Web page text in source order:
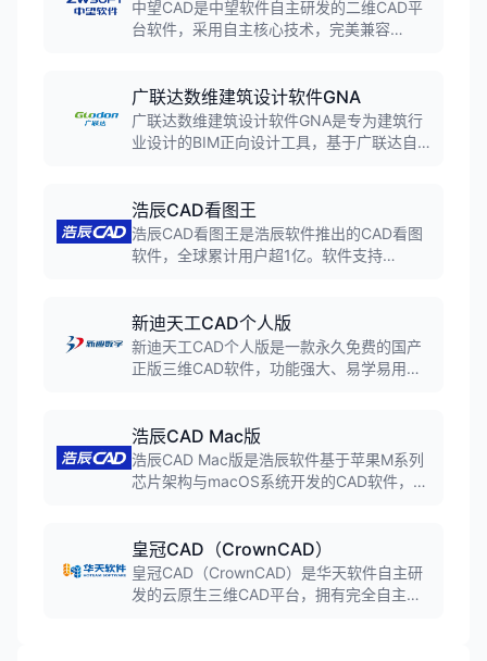
中望CAD是中望软件自主研发的二维CAD平
台软件，采用自主核心技术，完美兼容
口，广泛应用于机械、建筑、电子等工程设
计领域，是国产CAD软件的标杆产品。
广联达数维建筑设计软件GNA
广联达数维建筑设计软件GNA是专为建筑行
业设计的BIM正向设计工具，基于广联达自
意到施工图的全流程数字化设计。
浩辰CAD看图王
浩辰CAD看图王是浩辰软件推出的CAD看图
软件，全球累计用户超1亿。软件支持
电脑手机平板都能看图改图。
新迪天工CAD个人版
新迪天工CAD个人版是一款永久免费的国产
正版三维CAD软件，功能强大、易学易用，
浩辰CAD Mac版
浩辰CAD Mac版是浩辰软件基于苹果M系列
芯片架构与macOS系统开发的CAD软件，实
现原生级跃升，深度适配苹果交互体验。
皇冠CAD（CrownCAD）
皇冠CAD（CrownCAD）是华天软件自主研
发的云原生三维CAD平台，拥有完全自主的